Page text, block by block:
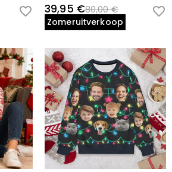
39,95 €80,00 €
Zomeruitverkoop